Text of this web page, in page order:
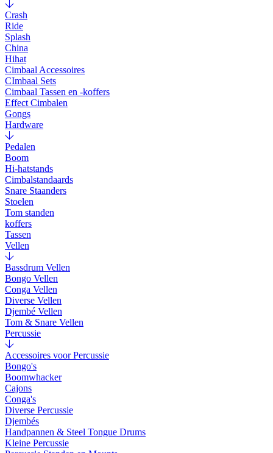
Crash
Ride
Splash
China
Hihat
Cimbaal Accessoires
CImbaal Sets
Cimbaal Tassen en -koffers
Effect Cimbalen
Gongs
Hardware
Pedalen
Boom
Hi-hatstands
Cimbalstandaards
Snare Staanders
Stoelen
Tom standen
koffers
Tassen
Vellen
Bassdrum Vellen
Bongo Vellen
Conga Vellen
Diverse Vellen
Djembé Vellen
Tom & Snare Vellen
Percussie
Accessoires voor Percussie
Bongo's
Boomwhacker
Cajons
Conga's
Diverse Percussie
Djembés
Handpannen & Steel Tongue Drums
Kleine Percussie